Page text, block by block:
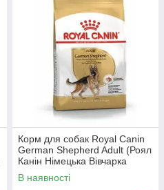
Корм для собак Royal Canin
German Shepherd Adult (Роял
Канін Німецька Вівчарка
Едалт) 11кг.
В наявності